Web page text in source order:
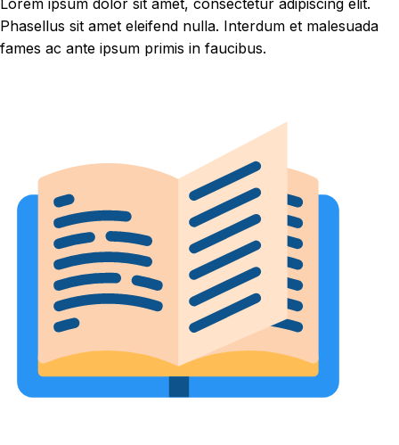
Lorem ipsum dolor sit amet, consectetur adipiscing elit.
Phasellus sit amet eleifend nulla. Interdum et malesuada
fames ac ante ipsum primis in faucibus.